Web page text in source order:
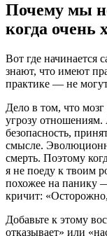
Почему мы
когда очень
Вот где начинается
знают, что имеют
практике — не
Дело в том, что мозг
угрозу
безопасность,
смысле.
смерть. Поэтому
я не поеду к твоим
похожее на панику
кричит:
Добавьте к этому
отказывает» или